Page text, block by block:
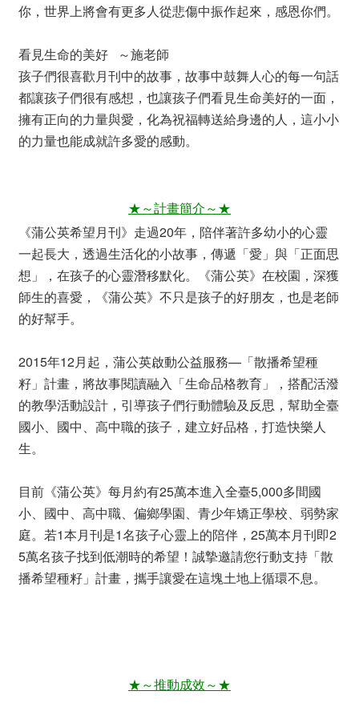
你，世界上將會有更多人從悲傷中振作起來，感恩你們。
看見生命的美好 ～施老師
孩子們很喜歡月刊中的故事，故事中鼓舞人心的每一句話
都讓孩子們很有感想，也讓孩子們看見生命美好的一面，
擁有正向的力量與愛，化為祝福轉送給身邊的人，這小小
的力量也能成就許多愛的感動。
★～計畫簡介～★
《蒲公英希望月刊》走過20年，陪伴著許多幼小的心靈
一起長大，透過生活化的小故事，傳遞「愛」與「正面思
想」，在孩子的心靈潛移默化。《蒲公英》在校園，深獲
師生的喜愛，《蒲公英》不只是孩子的好朋友，也是老師
的好幫手。
2015年12月起，蒲公英啟動公益服務—「散播希望種
籽」計畫，將故事閱讀融入「生命品格教育」，搭配活潑
的教學活動設計，引導孩子們行動體驗及反思，幫助全臺
國小、國中、高中職的孩子，建立好品格，打造快樂人
生。
目前《蒲公英》每月約有25萬本進入全臺5,000多間國
小、國中、高中職、偏鄉學園、青少年矯正學校、弱勢家
庭。若1本月刊是1名孩子心靈上的陪伴，25萬本月刊即2
5萬名孩子找到低潮時的希望！誠摯邀請您行動支持「散
播希望種籽」計畫，攜手讓愛在這塊土地上循環不息。
★～推動成效～★